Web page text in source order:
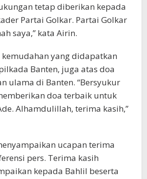
tetap diberikan kepada
Partai Golkar. Partai Golkar
saya,” kata Airin.
yang didapatkan
Banten, juga atas doa
ulama di Banten. “Bersyukur
doa terbaik untuk
Alhamdulillah, terima kasih,”
ucapan terima
pers. Terima kasih
kepada Bahlil beserta